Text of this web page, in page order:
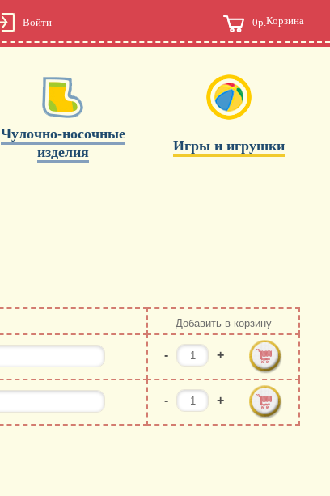
Войти Корзина
0р.
Чулочно-носочные
изделия
Игры и игрушки
Добавить в корзину
- +
- +